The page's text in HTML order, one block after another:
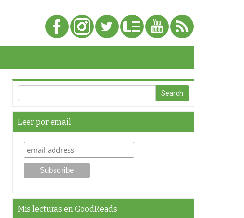
Leer por email
Mis lecturas en GoodReads